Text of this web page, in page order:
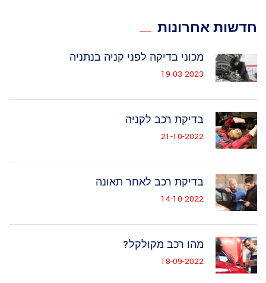
חדשות אחרונות
מכוני בדיקה לפני קניה בנתניה
19-03-2023
בדיקת רכב לקניה
21-10-2022
בדיקת רכב לאחר תאונה
14-10-2022
מהו רכב מקולקל?
18-09-2022